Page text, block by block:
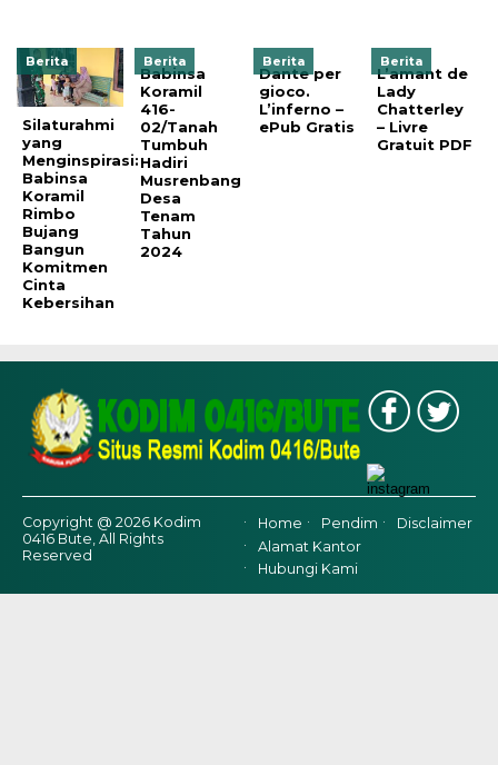
Berita
Silaturahmi
yang
Menginspirasi:
Babinsa
Koramil
Rimbo
Bujang
Bangun
Komitmen
Cinta
Kebersihan
Berita
Babinsa
Koramil
416-
02/Tanah
Tumbuh
Hadiri
Musrenbang
Desa
Tenam
Tahun
2024
Berita
Dante per
gioco.
L’inferno –
ePub Gratis
Berita
L’amant de
Lady
Chatterley
– Livre
Gratuit PDF
Copyright @ 2026 Kodim
0416 Bute, All Rights
Reserved
Home Pendim
Disclaimer
Alamat Kantor
Hubungi Kami